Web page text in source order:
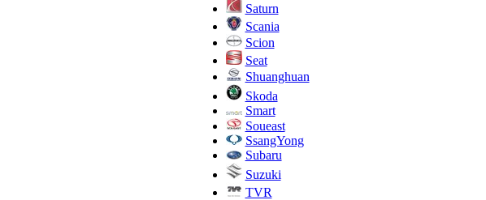
Saturn
Scania
Scion
Seat
Shuanghuan
Skoda
Smart
Soueast
SsangYong
Subaru
Suzuki
TVR